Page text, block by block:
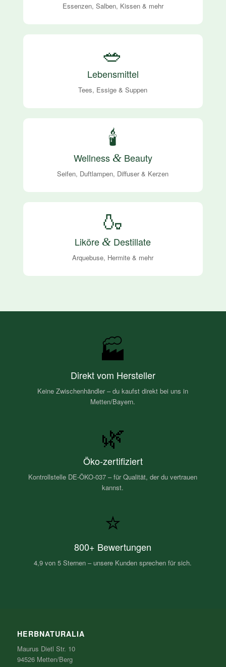
Essenzen, Salben, Kissen & mehr
🥗
Lebensmittel
Tees, Essige & Suppen
🕯️
Wellness &Beauty
Seifen, Duftlampen, Diffuser & Kerzen
🍶
Liköre & Destillate
Arquebuse, Hermite & mehr
🏭
Direkt vom Hersteller
Keine Zwischenhändler – du kaufst direkt bei uns in
Metten/Bayern.
🌿
Öko-zertifiziert
Kontrollstelle DE-ÖKO-037 – für Qualität, der du vertrauen
kannst.
⭐
800+ Bewertungen
4,9 von 5 Sternen – unsere Kunden sprechen für sich.
HERBNATURALIA
Maurus Dietl Str. 10
94526 Metten/Berg